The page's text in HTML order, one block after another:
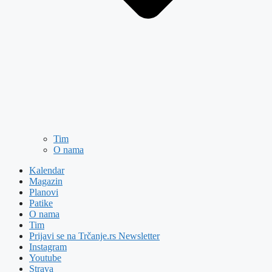
Tim
O nama
Kalendar
Magazin
Planovi
Patike
O nama
Tim
Prijavi se na Trčanje.rs Newsletter
Instagram
Youtube
Strava